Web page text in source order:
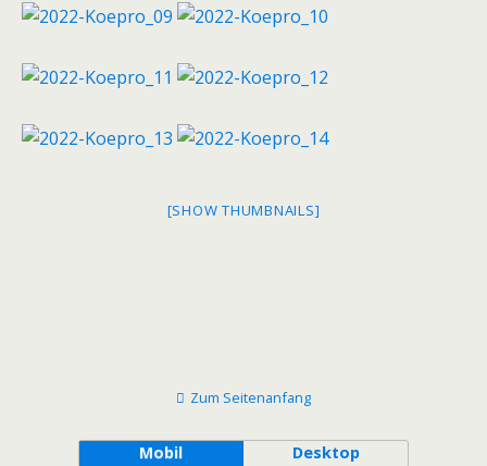
[SHOW THUMBNAILS]
Zum Seitenanfang
Mobil Desktop